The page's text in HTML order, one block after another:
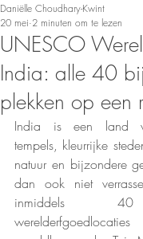
UNESCO
India: alle 40
plekken op een
Daniëlle Choudhary-Kwint
20 mei 2 minuten om te lezen
India is een land
tempels, kleurrijke
natuur en bijzondere
dan ook niet
inmiddels 40